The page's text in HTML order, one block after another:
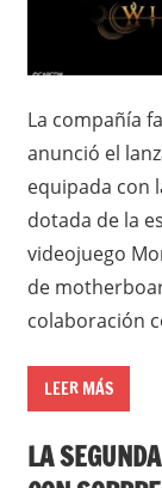
La compañía
anunció el
equipada con
dotada de la
videojuego
de
colaboración
LEER MÁS
LA